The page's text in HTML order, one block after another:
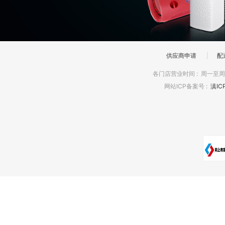
供应商申请 配
各门店营业时间 : 周一至
网站ICP备案号 : 滇